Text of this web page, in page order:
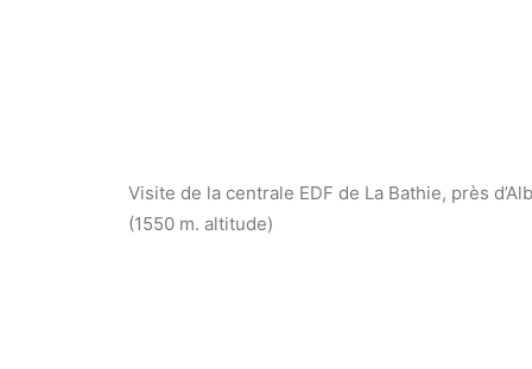
Visite de la centrale EDF de La Bathie, près
(1550 m. altitude)